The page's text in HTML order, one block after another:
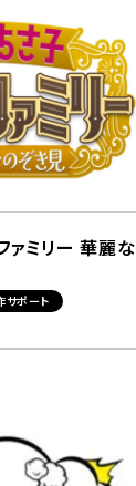
ァミリー 華麗な
サポート